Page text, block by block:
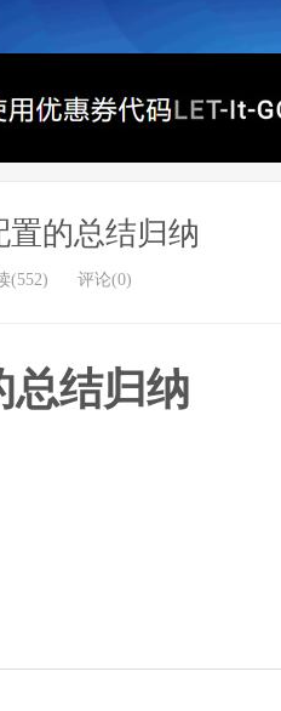
置的总结归纳
(552) 评论(0)
总结归纳